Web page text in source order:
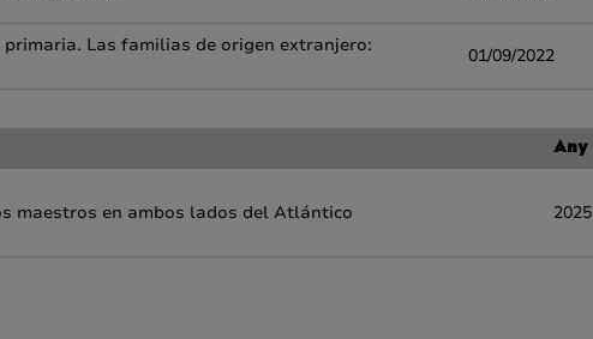
Las familias de origen extranjero:
01/09/2022
Any
maestros en ambos lados del Atlántico 2025